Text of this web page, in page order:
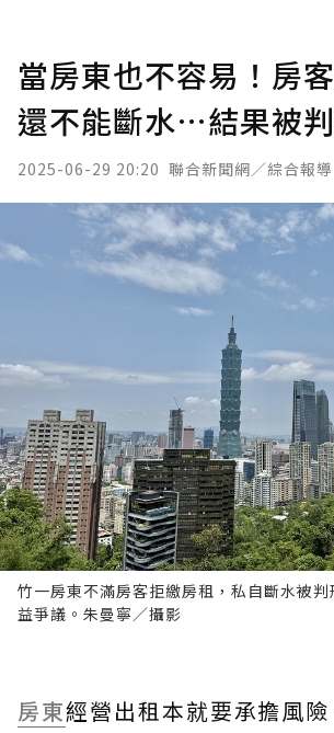
當房東也不容易！房
還不能斷水…結果被
2025-06-29 20:20 聯合新聞網／綜合報導
竹一房東不滿房客拒繳房租，私自斷水被
益爭議。朱曼寧／攝影
房東經營出租本就要承擔風